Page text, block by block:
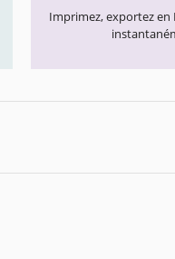
Imprimez, exportez en